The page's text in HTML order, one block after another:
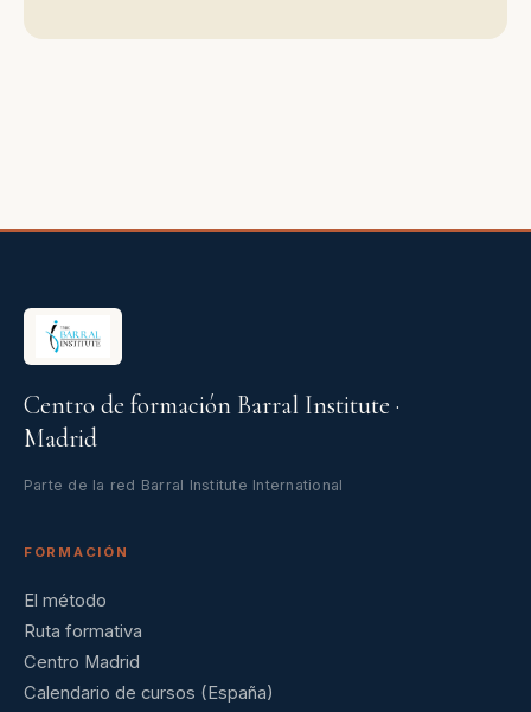
Centro de formación Barral Institute ·
Madrid
Parte de la red Barral Institute International
FORMACIÓN
El método
Ruta formativa
Centro Madrid
Calendario de cursos (España)